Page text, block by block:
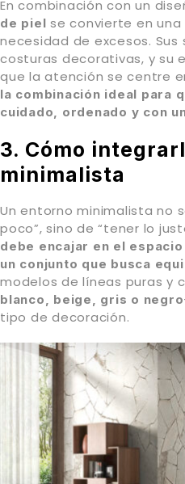
En combinación con un
de piel se convierte en
necesidad de excesos. Sus
costuras decorativas, y su
que la atención se centre
la combinación ideal para
cuidado, ordenado y con
3. Cómo
minimalista
Un entorno minimalista no
poco”, sino de “tener lo
debe encajar en el
un conjunto que busca
modelos de líneas puras y
blanco, beige, gris o negro
tipo de decoración.